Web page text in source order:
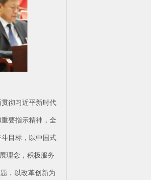
彻习近平新时代
要指示精神，全
目标，以中国式
理念，积极服务
，以改革创新为